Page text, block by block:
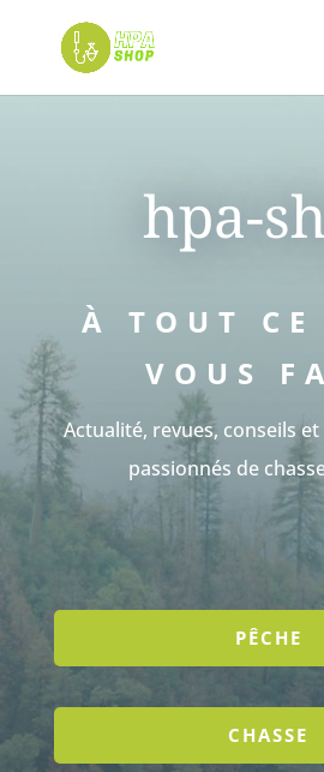
hpa-
À TOUT CE
VOUS
Actualité, revues, conseils
passionnés de
PÊCHE
CHASSE